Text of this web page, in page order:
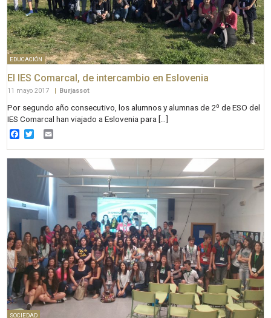
EDUCACIÓN
El IES Comarcal, de intercambio en Eslovenia
11 mayo 2017 | Burjassot
Por segundo año consecutivo, los alumnos y alumnas de 2º de ESO del
IES Comarcal han viajado a Eslovenia para […]
Facebook
Twitter
SOCIEDAD